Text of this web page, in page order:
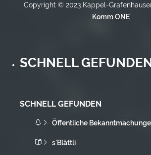
Copyright © 2023 Kappel-
Komm.ONE
SCHNELL
SCHNELL GEFUNDEN
Öffentliche
s`Blättli